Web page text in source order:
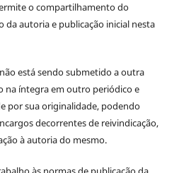
o compartilhamento do
autoria e publicação inicial nesta
está sendo submetido a outra
na íntegra em outro periódico e
por sua originalidade, podendo
decorrentes de reivindicação,
à autoria do mesmo.